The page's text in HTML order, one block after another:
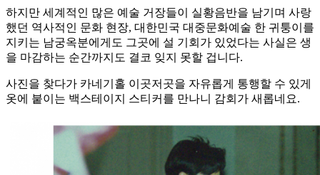
하지만 세계적인 많은 예술 거장들이 실황음반을 남기며 사랑
했던 역사적인 문화 현장, 대한민국 대중문화예술 한 귀퉁이를
지키는 남궁옥분에게도 그곳에 설 기회가 있었다는 사실은 생
을 마감하는 순간까지도 결코 잊지 못할 겁니다.
사진을 찾다가 카네기홀 이곳저곳을 자유롭게 통행할 수 있게
옷에 붙이는 백스테이지 스티커를 만나니 감회가 새롭네요.